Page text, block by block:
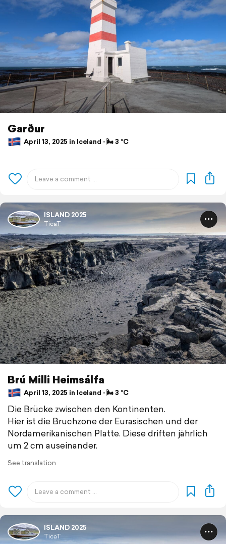
Garður
April 13, 2025 in Iceland ⋅ 🌬 3 °C
ISLAND 2025
TicaT
Brú Milli Heimsálfa
April 13, 2025 in Iceland ⋅ 🌬 3 °C
Die Brücke zwischen den Kontinenten.
Hier ist die Bruchzone der Eurasischen und der
Nordamerikanischen Platte. Diese driften jährlich
um 2 cm auseinander.
See translation
ISLAND 2025
TicaT